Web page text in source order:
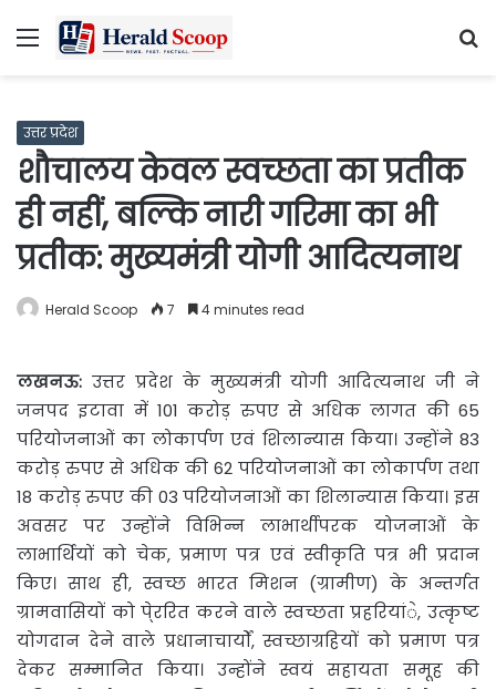
Menu
उत्तर प्रदेश
शौचालय केवल स्वच्छता का प्रतीक
ही नहीं, बल्कि नारी गरिमा का भी
प्रतीक: मुख्यमंत्री योगी आदित्यनाथ
Herald Scoop 7 4 minutes read
लखनऊ: उत्तर प्रदेश के मुख्यमंत्री योगी आदित्यनाथ जी ने
जनपद इटावा में 101 करोड़ रुपए से अधिक लागत की 65
परियोजनाओं का लोकार्पण एवं शिलान्यास किया। उन्होंने 83
करोड़ रुपए से अधिक की 62 परियोजनाओं का लोकार्पण तथा
18 करोड़ रुपए की 03 परियोजनाओं का शिलान्यास किया। इस
अवसर पर उन्होंने विभिन्न लाभार्थीपरक योजनाओं के
लाभार्थियों को चेक, प्रमाण पत्र एवं स्वीकृति पत्र भी प्रदान
किए। साथ ही, स्वच्छ भारत मिशन (ग्रामीण) के अन्तर्गत
ग्रामवासियों को पे्ररित करने वाले स्वच्छता प्रहरियांे, उत्कृष्ट
योगदान देने वाले प्रधानाचार्यों, स्वच्छाग्रहियों को प्रमाण पत्र
देकर सम्मानित किया। उन्होंने स्वयं सहायता समूह की